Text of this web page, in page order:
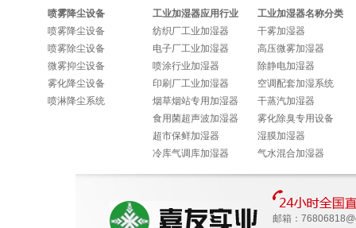
喷雾降尘设备
喷雾降尘设备
喷雾除尘设备
微雾抑尘设备
雾化降尘设备
喷淋降尘系统
工业加湿器应用行业
纺织厂工业加湿器
电子厂工业加湿器
喷涂行业加湿器
印刷厂工业加湿器
烟草烟站专用加湿器
食用菌超声波加湿器
超市保鲜加湿器
冷库气调库加湿器
工业加湿器名称分类
干雾加湿器
高压微雾加湿器
除静电加湿器
空调配套加湿系统
干蒸汽加湿器
雾化除臭专用设备
湿膜加湿器
气水混合加湿器
邮箱：